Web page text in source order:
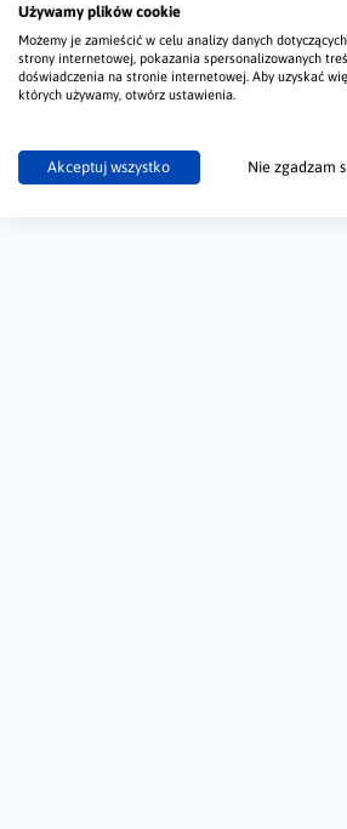
Używamy plików cookie
Możemy je zamieścić w celu analizy danych
strony internetowej, pokazania spersonalizowanych
doświadczenia na stronie internetowej. Aby uzyskać
których używamy, otwórz ustawienia.
Akceptuj wszystko Nie zgadzam